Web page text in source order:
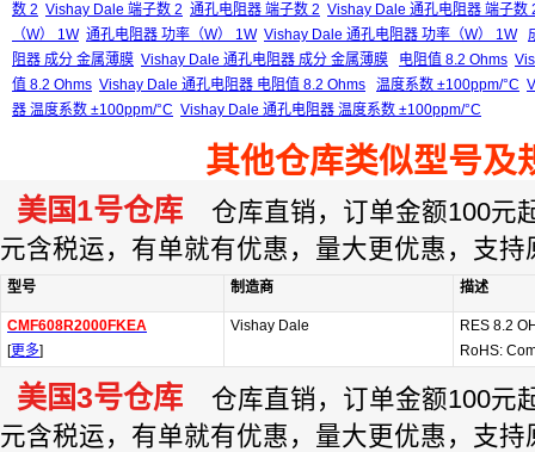
数 2 Vishay Dale 端子数 2 通孔电阻器 端子数 2 Vishay Dale 通孔电阻器 端子数
（W） 1W 通孔电阻器 功率（W） 1W Vishay Dale 通孔电阻器 功率（W） 1W
阻器 成分 金属薄膜 Vishay Dale 通孔电阻器 成分 金属薄膜 电阻值 8.2 Ohms
值 8.2 Ohms Vishay Dale 通孔电阻器 电阻值 8.2 Ohms 温度系数 ±100ppm/°C
器 温度系数 ±100ppm/°C Vishay Dale 通孔电阻器 温度系数 ±100ppm/°C
其他仓库类似型号及
美国1号仓库 仓库直销，订单金额100元
元含税运，有单就有优惠，量大更优惠，支持
型号 制造商 描述
CMF608R2000FKEA
[更多]
Vishay Dale
RES 8.2
RoHS:
美国3号仓库 仓库直销，订单金额100元
元含税运，有单就有优惠，量大更优惠，支持